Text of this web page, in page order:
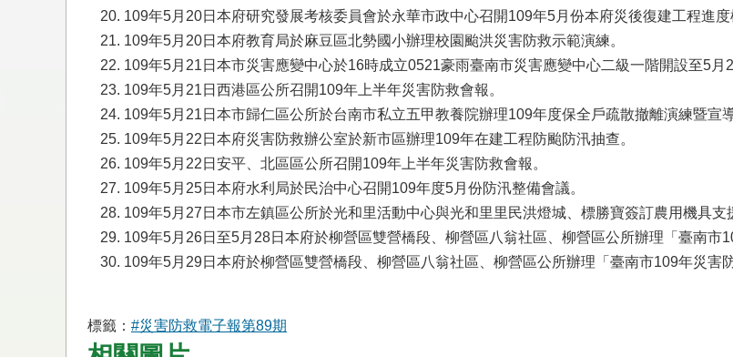
109年5月20日本府研究發展考核委員會於永華市政中心召開109年5月份本府災後復建工程進度
109年5月20日本府教育局於麻豆區北勢國小辦理校園颱洪災害防救示範演練。
109年5月21日本市災害應變中心於16時成立0521豪雨臺南市災害應變中心二級一階開設至5月
109年5月21日西港區公所召開109年上半年災害防救會報。
109年5月21日本市歸仁區公所於台南市私立五甲教養院辦理109年度保全戶疏散撤離演練暨宣導
109年5月22日本府災害防救辦公室於新市區辦理109年在建工程防颱防汛抽查。
109年5月22日安平、北區區公所召開109年上半年災害防救會報。
109年5月25日本府水利局於民治中心召開109年度5月份防汛整備會議。
109年5月27日本市左鎮區公所於光和里活動中心與光和里里民洪燈城、標勝寶簽訂農用機具支
109年5月26日至5月28日本府於柳營區雙營橋段、柳營區八翁社區、柳營區公所辦理「臺南市
109年5月29日本府於柳營區雙營橋段、柳營區八翁社區、柳營區公所辦理「臺南市109年災害
標籤： #災害防救電子報第89期